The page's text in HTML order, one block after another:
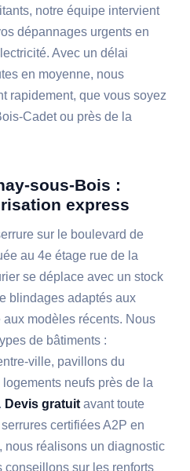
notre équipe intervient
dépannages urgents en
Avec un délai
en moyenne, nous
rapidement, que vous soyez
Cadet ou près de la
sous-Bois :
express
sur le boulevard de
au 4e étage rue de la
se déplace avec un stock
blindages adaptés aux
modèles récents. Nous
de bâtiments :
ville, pavillons du
neufs près de la
Devis gratuitavant toute
certifiées A2P en
nous réalisons un diagnostic
conseillons sur les renforts